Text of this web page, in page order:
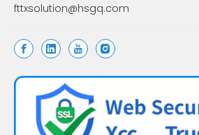
fttxsolution@hsgq.com